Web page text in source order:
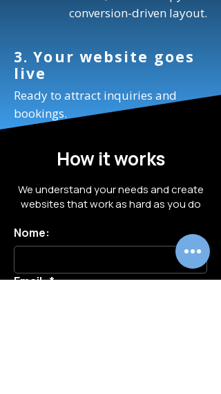
conversion-driven layout.
3. Your website goes
live
Ready to attract inquiries and
bookings.
How it works
We understand your needs and create
websites that work as hard as you do
Nome:
Email:*